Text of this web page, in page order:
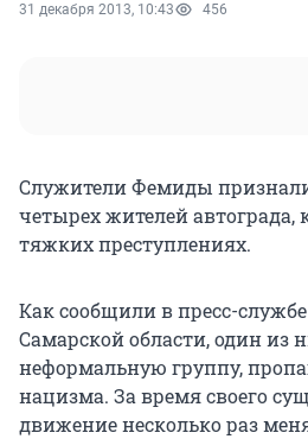
31 декабря 2013, 10:43 456
Служители Фемиды
четырех жителей
тяжких преступлениях.
Как сообщили в пресс-
Самарской области, один из
неформальную группу,
нацизма. За время своего
движение несколько раз